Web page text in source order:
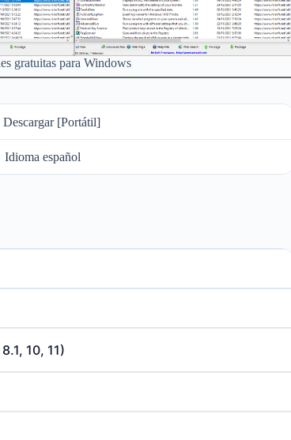
gratuitas para Windows
Descargar [Portátil]
Idioma español
10, 11)